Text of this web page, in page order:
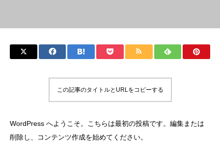
この記事のタイトルとURLをコピーする
WordPress へようこそ。こちらは最初の投稿です。編集または
削除し、コンテンツ作成を始めてください。